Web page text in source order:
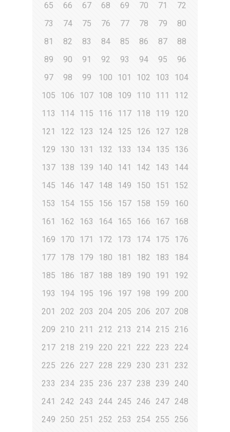
65
66 67 68 69 70 71
72
73
74 75 76 77 78 79
80
81
82 83 84 85 86 87
88
89
90 91 92 93 94 95
96
97
98 99 100 101 102 103
104
105
106 107 108 109 110 111
112
113
114 115 116 117 118 119
120
121
122 123 124 125 126 127 128
129
130 131 132 133 134 135
136
137 138 139 140 141 142 143
144
145
146 147 148 149 150 151
152
153
154 155 156 157 158 159
160
161
162 163 164 165 166 167 168
169
170 171 172 173 174 175
176
177 178 179 180 181 182 183
184
185
186 187 188 189 190 191
192
193
194 195 196 197 198 199 200
201
202 203 204 205 206 207 208
209 210 211 212 213 214 215 216
217 218 219 220 221 222 223
224
225 226 227 228 229 230 231
232
233
234 235 236 237 238 239 240
241
242 243 244 245 246 247 248
249 250 251 252 253 254 255 256